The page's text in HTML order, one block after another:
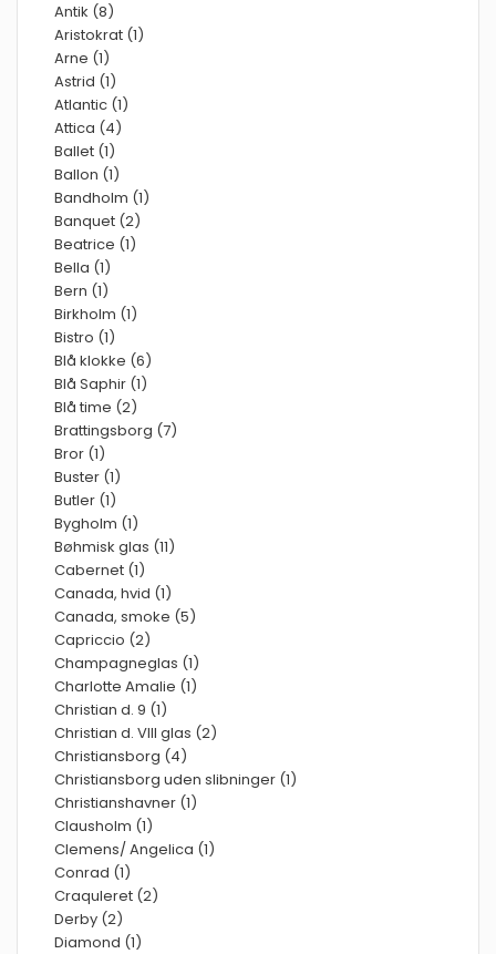
Antik (8)
Aristokrat (1)
Arne (1)
Astrid (1)
Atlantic (1)
Attica (4)
Ballet (1)
Ballon (1)
Bandholm (1)
Banquet (2)
Beatrice (1)
Bella (1)
Bern (1)
Birkholm (1)
Bistro (1)
Blå klokke (6)
Blå Saphir (1)
Blå time (2)
Brattingsborg (7)
Bror (1)
Buster (1)
Butler (1)
Bygholm (1)
Bøhmisk glas (11)
Cabernet (1)
Canada, hvid (1)
Canada, smoke (5)
Capriccio (2)
Champagneglas (1)
Charlotte Amalie (1)
Christian d. 9 (1)
Christian d. VIII glas (2)
Christiansborg (4)
Christiansborg uden slibninger (1)
Christianshavner (1)
Clausholm (1)
Clemens/ Angelica (1)
Conrad (1)
Craquleret (2)
Derby (2)
Diamond (1)